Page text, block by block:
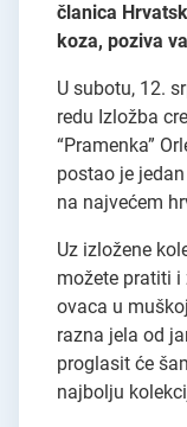
članica
koza, poziva
U subotu, 12.
redu Izložba
“Pramenka”
postao je
na najvećem
Uz izložene
možete pratiti
ovaca u
razna jela od
proglasit će
najbolju